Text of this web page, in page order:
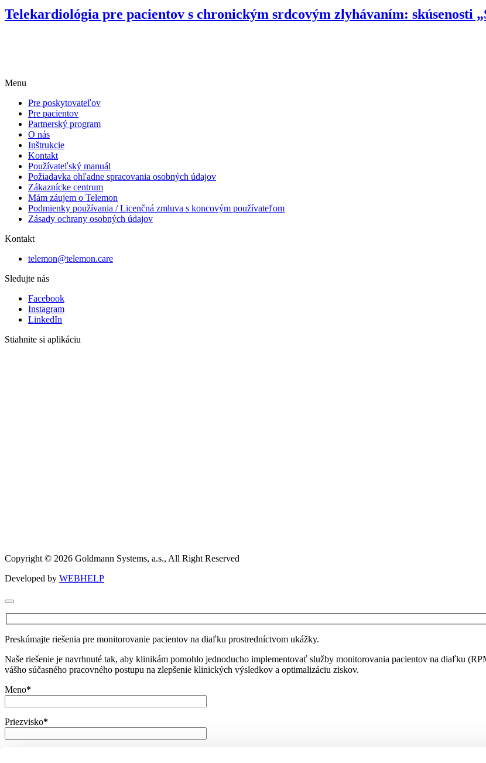
Telekardiológia pre pacientov s chronickým srdcovým zlyhávaním: skúsenosti
Menu
Pre poskytovateľov
Pre pacientov
Partnerský program
O nás
Inštrukcie
Kontakt
Používateľský manuál
Požiadavka ohľadne spracovania osobných údajov
Zákaznícke centrum
Mám záujem o Telemon
Podmienky používania / Licenčná zmluva s koncovým používateľom
Zásady ochrany osobných údajov
Kontakt
telemon@telemon.care
Sledujte nás
Facebook
Instagram
LinkedIn
Stiahnite si aplikáciu
Copyright © 2026 Goldmann Systems, a.s., All Right Reserved
Developed by WEBHELP
Preskúmajte riešenia pre monitorovanie pacientov na diaľku prostredníctvom ukážky.
Naše riešenie je navrhnuté tak, aby klinikám pomohlo jednoducho implementovať služby monitorovania pacientov na diaľku
vášho súčasného pracovného postupu na zlepšenie klinických výsledkov a optimalizáciu ziskov.
Meno*
Priezvisko*